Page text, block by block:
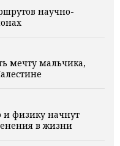
научно-
мечту мальчика,
физику начнут
в жизни